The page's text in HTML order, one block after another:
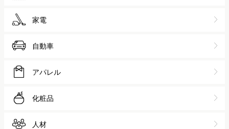
家電
自動車
アパレル
化粧品
人材